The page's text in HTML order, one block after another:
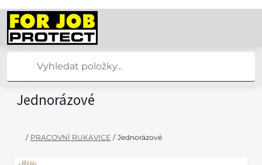
Jednorázové
/ PRACOVNÍ RUKAVICE / Jednorázové